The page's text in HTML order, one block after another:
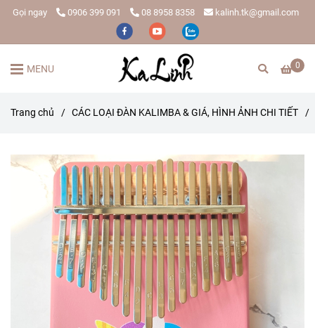
Gọi ngay 0906 399 091 08 8958 8358 kalinh.tk@gmail.com
0
MENU
Trang chủ / CÁC LOẠI ĐÀN KALIMBA & GIÁ, HÌNH ẢNH CHI TIẾT /